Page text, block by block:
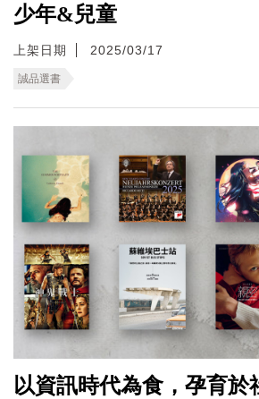
少年&兒童
上架日期 2025/03/17
誠品選書
以資訊時代為食，孕育於